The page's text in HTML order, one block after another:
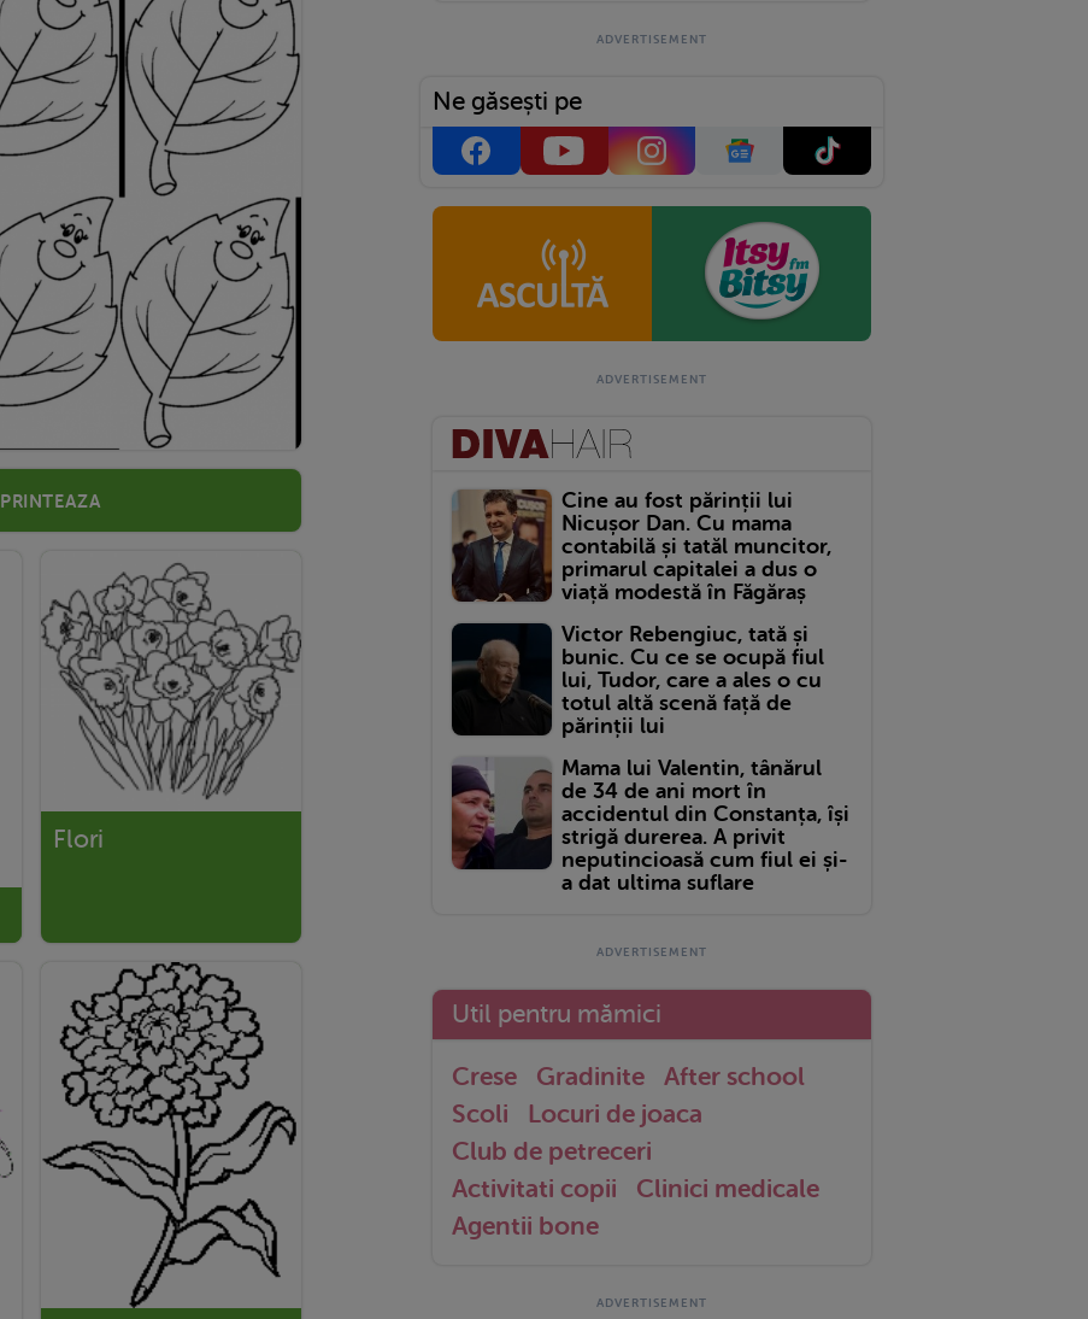
Printeaza
Flori
Ne găsești pe
Cine au fost părinții lui
Nicușor Dan. Cu mama
contabilă și tatăl muncitor,
primarul capitalei a dus o
viață modestă în Făgăraș
Victor Rebengiuc, tată și
bunic. Cu ce se ocupă fiul
lui, Tudor, care a ales o cu
totul altă scenă față de
părinții lui
Mama lui Valentin, tânărul
de 34 de ani mort în
accidentul din Constanța, își
strigă durerea. A privit
neputincioasă cum fiul ei și-
a dat ultima suflare
Util pentru mămici
Crese Gradinite
After school
Scoli
Locuri de joaca
Club de petreceri
Activitati copii
Clinici medicale
Agentii bone